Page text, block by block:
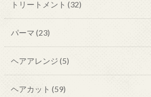
トリートメント (32)
パーマ (23)
ヘアアレンジ (5)
ヘアカット (59)